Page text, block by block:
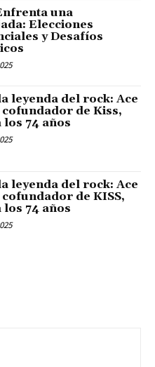
una
Elecciones
y Desafíos
leyenda del rock: Ace
de Kiss,
74 años
leyenda del rock: Ace
de KISS,
74 años